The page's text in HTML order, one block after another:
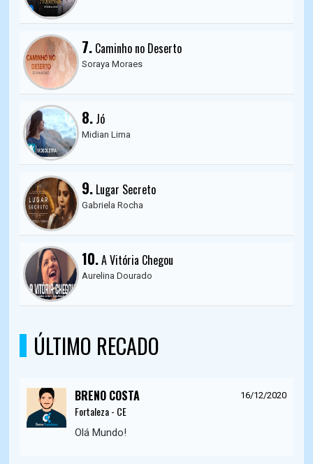
7. Caminho no Deserto
Soraya Moraes
8. Jó
Midian Lima
9. Lugar Secreto
Gabriela Rocha
10.A Vitória Chegou
Aurelina Dourado
ÚLTIMO RECADO
BRENO COSTA 16/12/2020
Fortaleza - CE
Olá Mundo!